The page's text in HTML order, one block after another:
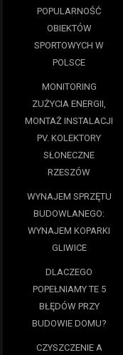
POPULARNOŚĆ
OBIEKTÓW
SPORTOWYCH W
POLSCE
MONITORING
ZUŻYCIA ENERGII,
MONTAŻ INSTALACJI
PV. KOLEKTORY
SŁONECZNE
RZESZÓW
WYNAJEM SPRZĘTU
BUDOWLANEGO:
WYNAJEM KOPARKI
GLIWICE
DLACZEGO
POPEŁNIAMY TE 5
BŁĘDÓW PRZY
BUDOWIE DOMU?
CZYSZCZENIE A